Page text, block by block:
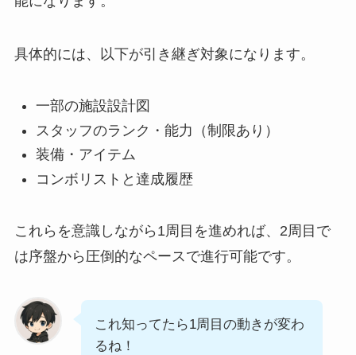
具体的には、以下が引き継ぎ対象になります。
一部の施設設計図
スタッフのランク・能力（制限あり）
装備・アイテム
コンボリストと達成履歴
これらを意識しながら1周目を進めれば、2周目で
は序盤から圧倒的なペースで進行可能です。
これ知ってたら1周目の動きが変わ
るね！